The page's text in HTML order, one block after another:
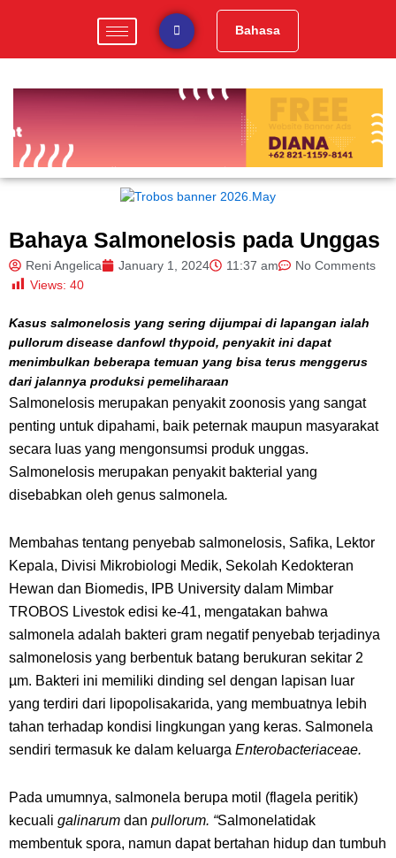
Bahasa
Bahaya Salmonelosis pada Unggas
Reni Angelica January 1, 2024 11:37 am
No Comments
Views: 40
Kasus salmonelosis yang sering dijumpai di lapangan ialah
pullorum disease danfowl thypoid, penyakit ini dapat
menimbulkan beberapa temuan yang bisa terus menggerus
dari jalannya produksi pemeliharaan
Salmonelosis merupakan penyakit zoonosis yang sangat
penting untuk dipahami, baik peternak maupun masyarakat
secara luas yang mengonsumsi produk unggas.
Salmonelosis merupakan penyakit bakterial yang
disebabkan oleh genus salmonela.
Membahas tentang penyebab salmonelosis, Safika, Lektor
Kepala, Divisi Mikrobiologi Medik, Sekolah Kedokteran
Hewan dan Biomedis, IPB University dalam Mimbar
TROBOS Livestok edisi ke-41, mengatakan bahwa
salmonela adalah bakteri gram negatif penyebab terjadinya
salmonelosis yang berbentuk batang berukuran sekitar 2
µm. Bakteri ini memiliki dinding sel dengan lapisan luar
yang terdiri dari lipopolisakarida, yang membuatnya lebih
tahan terhadap kondisi lingkungan yang keras. Salmonela
sendiri termasuk ke dalam keluarga Enterobacteriaceae.
Pada umumnya, salmonela berupa motil (flagela peritik)
kecuali galinarum dan pullorum. “Salmonelatidak
membentuk spora, namun dapat bertahan hidup dan tumbuh